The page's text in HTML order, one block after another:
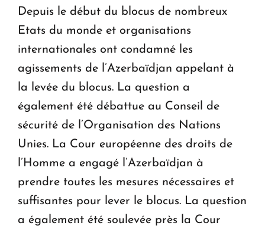
Depuis le début du blocus de nombreux
Etats du monde et organisations
internationales ont condamné les
agissements de l’Azerbaïdjan appelant à
la levée du blocus. La question a
également été débattue au Conseil de
sécurité de l’Organisation des Nations
Unies. La Cour européenne des droits de
l’Homme a engagé l’Azerbaïdjan à
prendre toutes les mesures nécessaires et
suffisantes pour lever le blocus. La question
a également été soulevée près la Cour